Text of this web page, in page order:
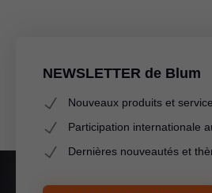
NEWSLETTER de Blum
Nouveaux produits et
Participation internationale
Dernières nouveautés et